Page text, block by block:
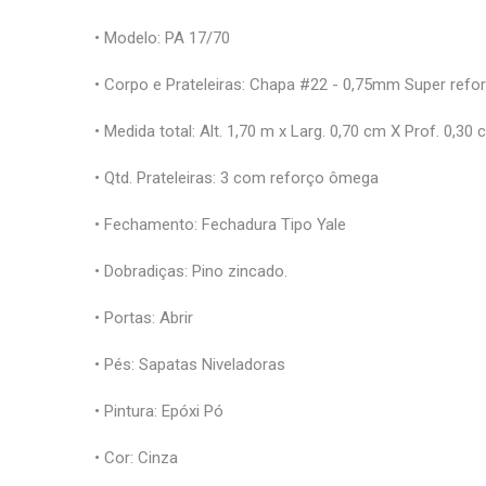
• Modelo: PA 17/70
• Corpo e Prateleiras: Chapa #22 - 0,75mm Super
• Medida total: Alt. 1,70 m x Larg. 0,70 cm X Prof. 0,30
• Qtd. Prateleiras: 3 com reforço ômega
• Fechamento: Fechadura Tipo Yale
• Dobradiças: Pino zincado.
• Portas: Abrir
• Pés: Sapatas Niveladoras
• Pintura: Epóxi Pó
• Cor: Cinza